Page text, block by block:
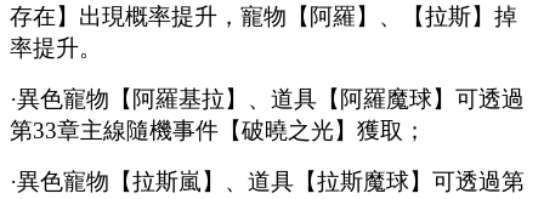
存在】出現概率提升，寵物【阿羅】、【拉斯】掉
率提升。
·異色寵物【阿羅基拉】、道具【阿羅魔球】可透過
第33章主線隨機事件【破曉之光】獲取；
·異色寵物【拉斯嵐】、道具【拉斯魔球】可透過第